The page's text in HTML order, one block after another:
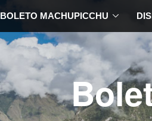
BOLETO MACHUPICCHU